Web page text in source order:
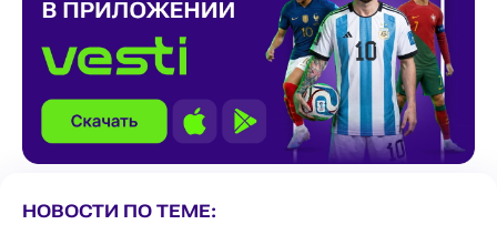
НОВОСТИ ПО ТЕМЕ: